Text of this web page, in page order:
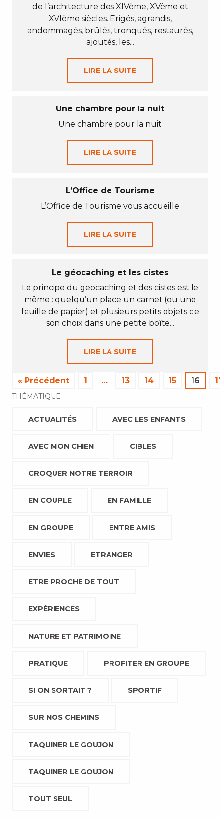
de l’architecture des XIVème, XVème et
XVIème siècles. Erigés, agrandis,
endommagés, brûlés, tronqués, restaurés,
ajoutés, les...
LIRE LA SUITE
Une chambre pour la nuit
Une chambre pour la nuit
LIRE LA SUITE
L’Office de Tourisme
L’Office de Tourisme vous accueille
LIRE LA SUITE
Le géocaching et les cistes
Le principe du geocaching et des cistes est le
même : quelqu’un place un carnet (ou une
feuille de papier) et plusieurs petits objets de
son choix dans une petite boîte...
LIRE LA SUITE
« Précédent 1 … 13 14 15 16
THÉMATIQUE
ACTUALITÉS AVEC LES ENFANTS
AVEC MON CHIEN CIBLES
CROQUER NOTRE TERROIR
EN COUPLE EN FAMILLE
EN GROUPE ENTRE AMIS
ENVIES ETRANGER
ETRE PROCHE DE TOUT
EXPÉRIENCES
NATURE ET PATRIMOINE
PRATIQUE PROFITER EN GROUPE
SI ON SORTAIT ? SPORTIF
SUR NOS CHEMINS
TAQUINER LE GOUJON
TAQUINER LE GOUJON
TOUT SEUL